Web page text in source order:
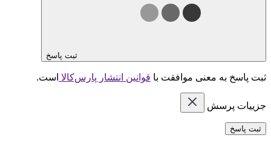
ثبت پاسخ
ثبت پاسخ به معنی موافقت با قوانین انتشار پارس‌کالا است.
جزییات پرسش
ثبت پاسخ